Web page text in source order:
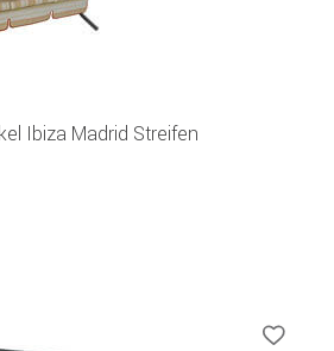
Ibiza Madrid Streifen